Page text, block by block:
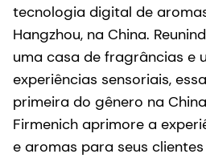
tecnologia digital de
Hangzhou, na China.
uma casa de fragrâncias e
experiências sensoriais,
primeira do gênero na
Firmenich aprimore a
e aromas para seus